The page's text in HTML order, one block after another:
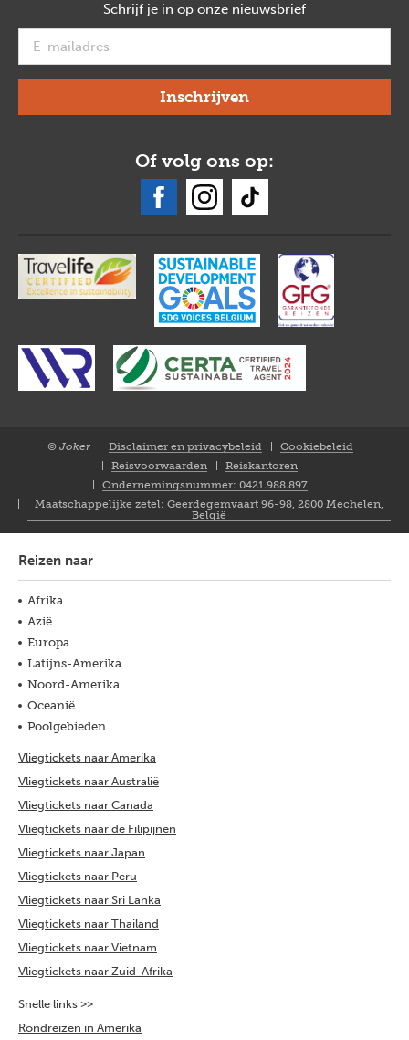
Schrijf je in op onze nieuwsbrief
Of volg ons op:
© Joker
Disclaimer en privacybeleid
Cookiebeleid
Reisvoorwaarden
Reiskantoren
Ondernemingsnummer: 0421.988.897
Maatschappelijke zetel: Geerdegemvaart 96-98, 2800 Mechelen,
België
Reizen naar
Afrika
Azië
Europa
Latijns-Amerika
Noord-Amerika
Oceanië
Poolgebieden
Vliegtickets naar Amerika
Vliegtickets naar Australië
Vliegtickets naar Canada
Vliegtickets naar de Filipijnen
Vliegtickets naar Japan
Vliegtickets naar Peru
Vliegtickets naar Sri Lanka
Vliegtickets naar Thailand
Vliegtickets naar Vietnam
Vliegtickets naar Zuid-Afrika
Snelle links >>
Rondreizen in Amerika